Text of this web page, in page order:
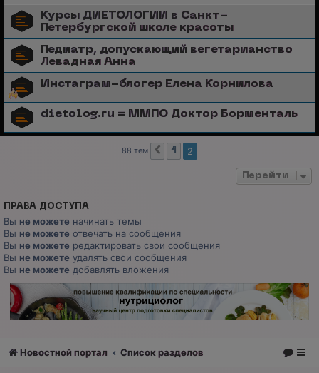
Курсы ДИЕТОЛОГИИ в Санкт-
Петербургской школе красоты
Педиатр, допускающий вегетарианство
Левадная Анна
Инстаграм-блогер Елена Корнилова
dietolog.ru = ММПО Доктор Борменталь
88 тем Пред.
1 2
Перейти
ПРАВА ДОСТУПА
Вы не можете начинать темы
Вы не можете отвечать на сообщения
Вы не можете редактировать свои сообщения
Вы не можете удалять свои сообщения
Вы не можете добавлять вложения
Новостной портал Список разделов